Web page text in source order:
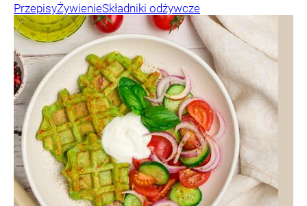
PrzepisyŻywienieSkładniki odżywcze